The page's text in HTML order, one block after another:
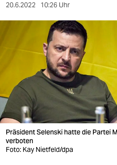
sport
nord
wahrheit
verlag
verlag
veranstaltungen
shop
20.6.2022 10:26 Uhr
Präsident Selenski hatte die Partei
verboten
Foto: Kay Nietfeld/dpa